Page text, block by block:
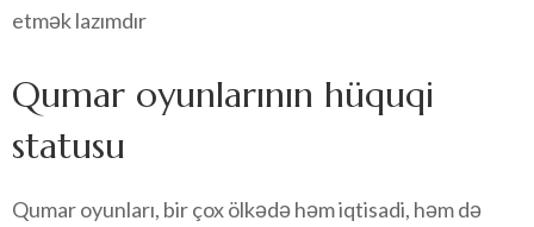
etmək lazımdır
Qumar oyunlarının hüquqi
statusu
Qumar oyunları, bir çox ölkədə həm iqtisadi, həm də